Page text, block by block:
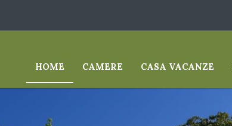
HOME CAMERE CASA VACANZE